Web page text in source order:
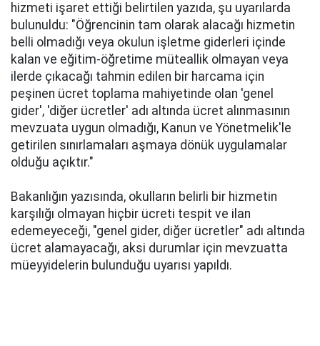
hizmeti işaret ettiği belirtilen yazıda, şu uyarılarda
bulunuldu: "Öğrencinin tam olarak alacağı hizmetin
belli olmadığı veya okulun işletme giderleri içinde
kalan ve eğitim-öğretime müteallik olmayan veya
ilerde çıkacağı tahmin edilen bir harcama için
peşinen ücret toplama mahiyetinde olan 'genel
gider', 'diğer ücretler' adı altında ücret alınmasının
mevzuata uygun olmadığı, Kanun ve Yönetmelik'le
getirilen sınırlamaları aşmaya dönük uygulamalar
olduğu açıktır."
Bakanlığın yazısında, okulların belirli bir hizmetin
karşılığı olmayan hiçbir ücreti tespit ve ilan
edemeyeceği, "genel gider, diğer ücretler" adı altında
ücret alamayacağı, aksi durumlar için mevzuatta
müeyyidelerin bulunduğu uyarısı yapıldı.